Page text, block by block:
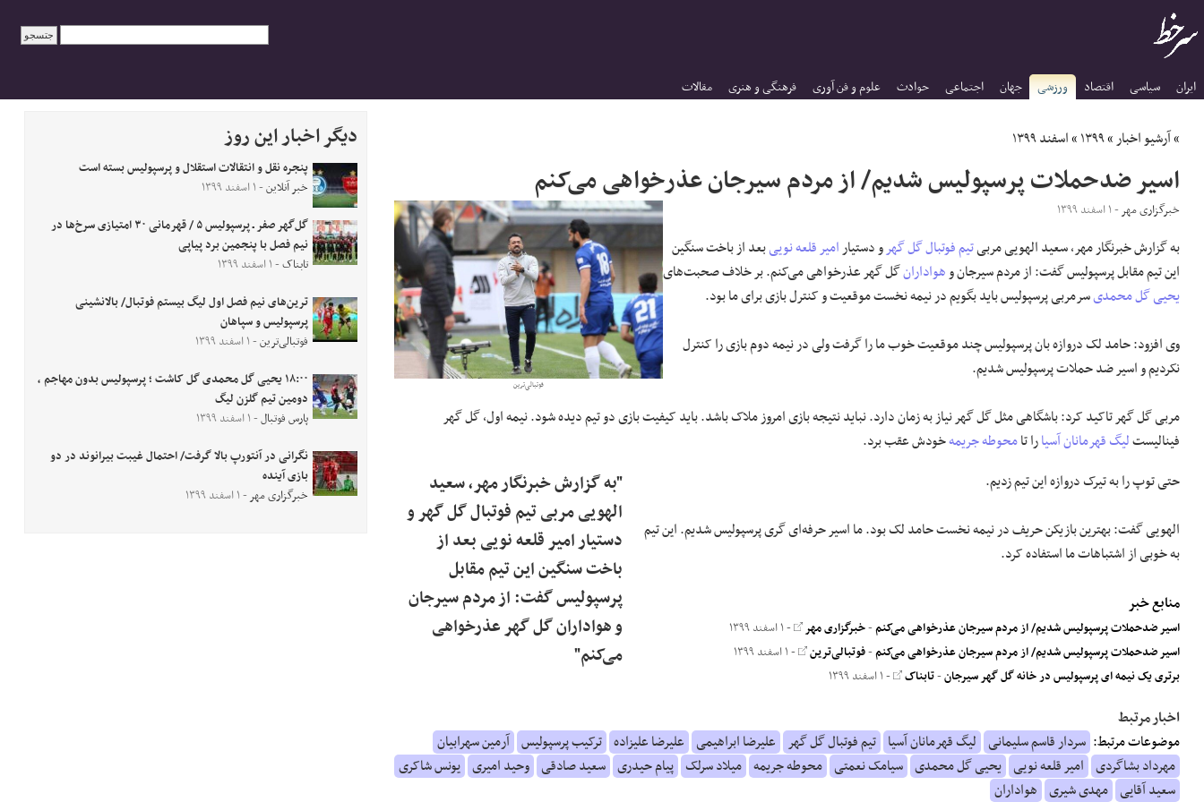
ایران سیاسی اقتصاد ورزشی جهان اجتماعی حوادث علوم و فن آوری فرهنگی و هنری مقالات
»آرشیو اخبار»۱۳۹۹»اسفند ۱۳۹۹
اسیر ضدحملات پرسپولیس شدیم/ از مردم سیرجان عذرخواهی می‌کنم
فوتبالی‌ترین
خبرگزاری مهر- ۱ اسفند ۱۳۹۹
به گزارش خبرنگار مهر، سعیدالهوییمربیتیم فوتبال گل گهرو دستیارامیر قلعه نوییبعد از باخت سنگین
این تیم مقابل پرسپولیس گفت: از مردم سیرجان وهوادارانگل گهر عذرخواهی می‌کنم. بر خلاف صحبت‌های
یحیی گل محمدیسرمربی پرسپولیس باید بگویم در نیمه نخست موقعیت و کنترل بازی برای ما بود.
وی افزود: حامد لک دروازهبانپرسپولیس چند موقعیت خوب ما را گرفت ولی در نیمه دوم بازی را کنترل
نکردیم و اسیر ضد حملات پرسپولیس شدیم.
مربی گل گهر تاکید کرد: باشگاهی مثل گل گهر نیاز به زمان دارد. نباید نتیجه بازی امروز ملاک باشد. باید کیفیت بازی دو تیم دیده شود. نیمه اول، گل گهر
فینالیستلیگ قهرمانان آسیارا تامحوطه جریمهخودش عقب برد.
"به گزارش خبرنگار مهر، سعید
الهویی مربی تیم فوتبال گل گهر و
دستیار امیر قلعه نویی بعد از
باخت سنگین این تیم مقابل
پرسپولیس گفت: از مردم سیرجان
و هواداران گل گهر عذرخواهی
می‌کنم"
حتی توپ را به تیرک دروازه اینتیمزدیم.
الهویی گفت: بهترین بازیکن حریف در نیمه نخست حامد لک بود. مااسیرحرفه‌ایگریپرسپولیس شدیم. این تیم
به خوبی از اشتباهات ما استفاده کرد.
منابع خبر
اسیر ضدحملات پرسپولیس شدیم/ از مردم سیرجان عذرخواهی می‌کنم-خبرگزاری مهر - ۱ اسفند ۱۳۹۹
اسیر ضدحملات پرسپولیس شدیم/ از مردم سیرجان عذرخواهی می‌کنم-فوتبالی‌ترین - ۱ اسفند ۱۳۹۹
برتری یک نیمه ای پرسپولیس در خانه گل گهر سیرجان-تابناک - ۱ اسفند ۱۳۹۹
اخبار مرتبط
موضوعات مرتبط: سردار قاسم سلیمانی لیگ قهرمانان آسیا تیم فوتبال گل گهر علیرضا ابراهیمی علیرضا علیزاده ترکیب پرسپولیس آرمین سهرابیان
مهرداد بشاگردی امیر قلعه نویی یحیی گل محمدی سیامک نعمتی محوطه جریمه میلاد سرلک پیام حیدری سعید صادقی وحید امیری یونس شاکری
سعید آقایی مهدی شیری هواداران
دیگر اخبار این روز
پنجره نقل و انتقالات استقلال و پرسپولیس بسته است
خبر آنلاین- ۱ اسفند ۱۳۹۹
گل‌گهر صفر ـ پرسپولیس ۵ / قهرمانی ۳۰ امتیازی سرخ‌ها در
نیم فصل با پنجمین برد پیاپی
تابناک- ۱ اسفند ۱۳۹۹
ترین‌های نیم فصل اول لیگ بیستم فوتبال/ بالانشینی
پرسپولیس و سپاهان
فوتبالی‌ترین- ۱ اسفند ۱۳۹۹
۱۸:۰۰ یحیی گل محمدی گل کاشت ؛ پرسپولیس بدون مهاجم ،
دومین تیم گلزن لیگ
پارس فوتبال- ۱ اسفند ۱۳۹۹
نگرانی در آنتورپ بالا گرفت/ احتمال غیبت بیرانوند در دو
بازی آینده
خبرگزاری مهر- ۱ اسفند ۱۳۹۹